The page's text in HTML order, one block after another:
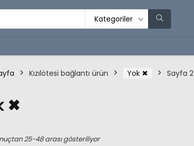
Kategoriler
Kızılötesi bağlantı ürün Yok ✖ Sayfa 2
✖
25-48 arası gösteriliyorEn